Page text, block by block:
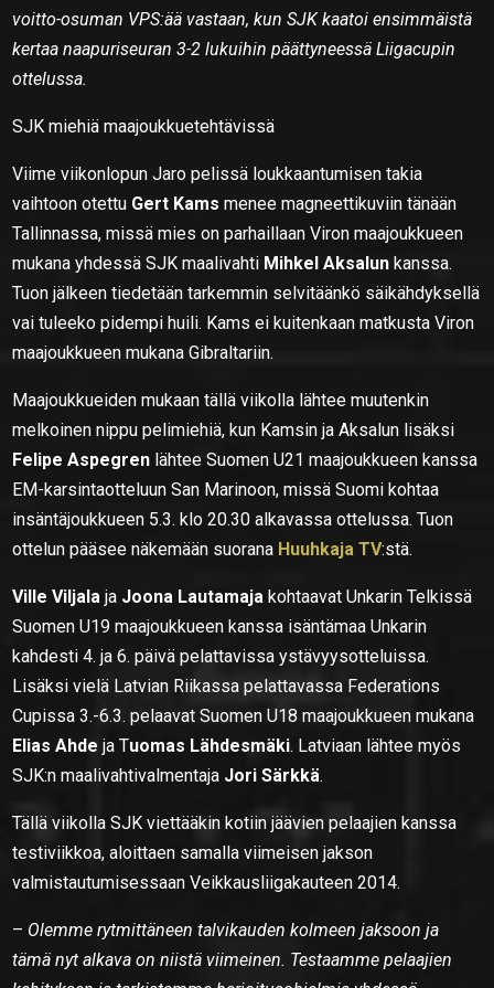
voitto-osuman VPS:ää vastaan, kun SJK kaatoi ensimmäistä
kertaa naapuriseuran 3-2 lukuihin päättyneessä Liigacupin
ottelussa.
SJK miehiä maajoukkuetehtävissä
Viime viikonlopun Jaro pelissä loukkaantumisen takia
vaihtoon otettu Gert Kams menee magneettikuviin tänään
Tallinnassa, missä mies on parhaillaan Viron maajoukkueen
mukana yhdessä SJK maalivahti Mihkel Aksalun kanssa.
Tuon jälkeen tiedetään tarkemmin selvitäänkö säikähdyksellä
vai tuleeko pidempi huili. Kams ei kuitenkaan matkusta Viron
maajoukkueen mukana Gibraltariin.
Maajoukkueiden mukaan tällä viikolla lähtee muutenkin
melkoinen nippu pelimiehiä, kun Kamsin ja Aksalun lisäksi
Felipe Aspegren lähtee Suomen U21 maajoukkueen kanssa
EM-karsintaotteluun San Marinoon, missä Suomi kohtaa
insäntäjoukkueen 5.3. klo 20.30 alkavassa ottelussa. Tuon
ottelun pääsee näkemään suorana Huuhkaja TV:stä.
Ville Viljala ja Joona Lautamaja kohtaavat Unkarin Telkissä
Suomen U19 maajoukkueen kanssa isäntämaa Unkarin
kahdesti 4. ja 6. päivä pelattavissa ystävyysotteluissa.
Lisäksi vielä Latvian Riikassa pelattavassa Federations
Cupissa 3.-6.3. pelaavat Suomen U18 maajoukkueen mukana
Elias Ahde ja Tuomas Lähdesmäki. Latviaan lähtee myös
SJK:n maalivahtivalmentaja Jori Särkkä.
Tällä viikolla SJK viettääkin kotiin jäävien pelaajien kanssa
testiviikkoa, aloittaen samalla viimeisen jakson
valmistautumisessaan Veikkausliigakauteen 2014.
– Olemme rytmittäneen talvikauden kolmeen jaksoon ja
tämä nyt alkava on niistä viimeinen. Testaamme pelaajien